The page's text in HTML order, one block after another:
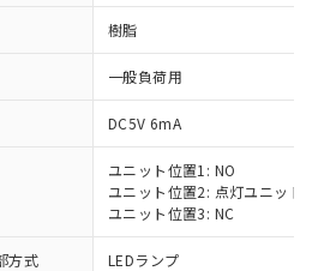
樹脂
一般負荷用
DC5V 6mA
ユニット位置1: NO
ユニット位置2: 点灯ユニット
ユニット位置3: NC
方式 LEDランプ